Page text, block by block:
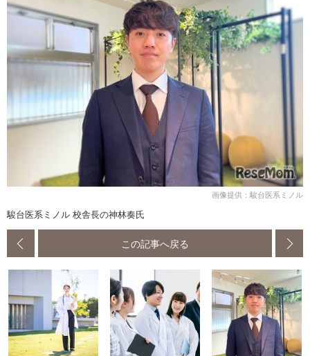
画像提供：駿台医系ミノル
駿台医系ミノル 校舎長の神林奏氏
この記事へ戻る